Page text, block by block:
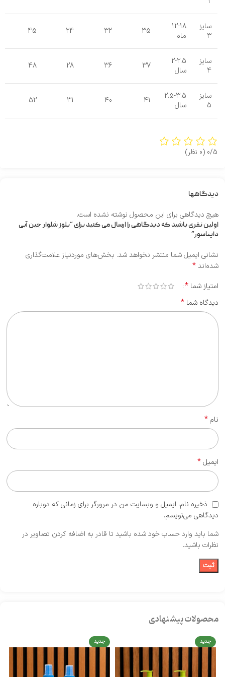
سایز
3
12-18
ماه
35
32
24
45
سایز
4
2-2.5
سال
37
36
28
48
سایز
5
2.5-3.5
سال
41
40
31
52
0/5 (0 نظر)
دیدگاهها
هیچ دیدگاهی برای این محصول نوشته نشده است.
اولین نفری باشید که دیدگاهی را ارسال می کنید برای “بلوز شلوار جین آبی
دایناسور”
نشانی ایمیل شما منتشر نخواهد شد. بخش‌های موردنیاز علامت‌گذاری
شده‌اند*
امتیاز شما *
دیدگاه شما *
نام*
ایمیل*
ذخیره نام، ایمیل و وبسایت من در مرورگر برای زمانی که دوباره
دیدگاهی می‌نویسم.
شما باید وارد حساب خود شده باشید تا قادر به اضافه کردن تصاویر در
نظرات باشید.
محصولات پیشنهادی
جدید جدید